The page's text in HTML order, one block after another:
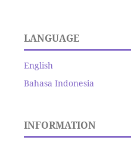
LANGUAGE
English
Bahasa Indonesia
INFORMATION